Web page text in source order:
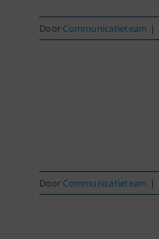
Door Communicatieteam |
Door Communicatieteam |